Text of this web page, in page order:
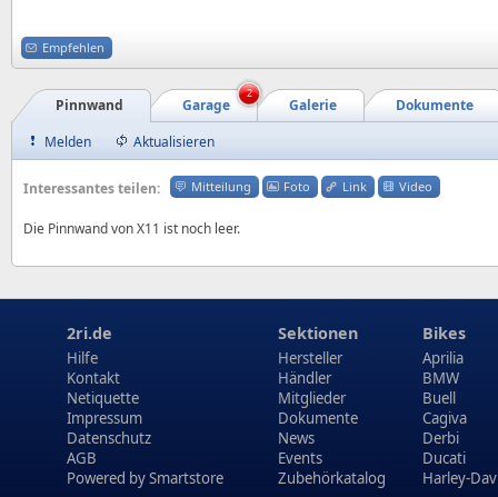
Empfehlen
Dokumente
Galerie
Garage
Pinnwand
2
Melden Aktualisieren
Interessantes teilen: Mitteilung Foto Link Video
Die Pinnwand von X11 ist noch leer.
2ri.de
Hilfe
Kontakt
Netiquette
Impressum
Datenschutz
AGB
Powered bySmartstore
Sektionen
Hersteller
Händler
Mitglieder
Dokumente
News
Events
Zubehörkatalog
Bikes
Aprilia
BMW
Buell
Cagiva
Derbi
Ducati
Harley-